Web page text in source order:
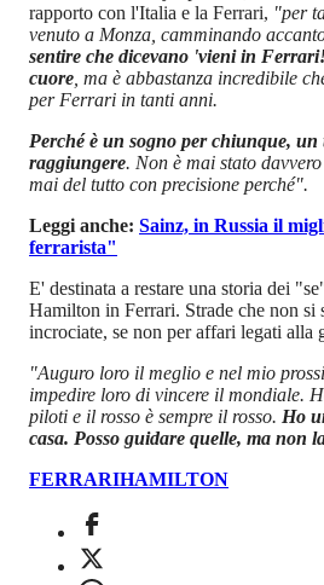
rapporto con l'Italia e la Ferrari, "per
venuto a Monza, camminando
sentire che dicevano 'vieni in
cuore, ma è abbastanza incredibile
per Ferrari in tanti anni.
Perché è un sogno per chiunque,
raggiungere. Non è mai stato
mai del tutto con precisione perché".
Leggi anche: Sainz, in Russia il
ferrarista"
E' destinata a restare una storia dei
Hamilton in Ferrari. Strade che non si
incrociate, se non per affari legati alla
"Auguro loro il meglio e nel mio
impedire loro di vincere il mondiale.
piloti e il rosso è sempre il rosso. Ho
casa. Posso guidare quelle, ma non
FERRARIHAMILTON